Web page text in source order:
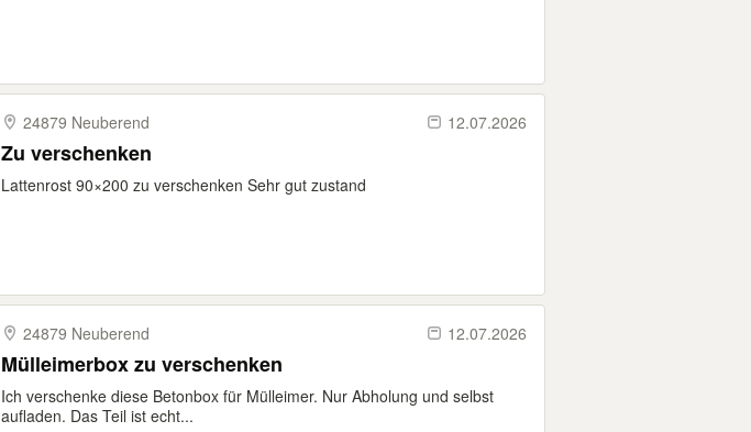
24879 Neuberend 12.07.2026
Zu verschenken
Lattenrost 90×200 zu verschenken Sehr gut zustand
24879 Neuberend 12.07.2026
Mülleimerbox zu verschenken
Ich verschenke diese Betonbox für Mülleimer. Nur Abholung und selbst
aufladen. Das Teil ist echt...